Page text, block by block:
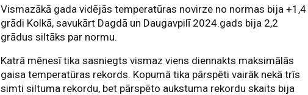
Vismazākā gada vidējās temperatūras novirze no normas bija +1,4
grādi Kolkā, savukārt Dagdā un Daugavpilī 2024.gads bija 2,2
grādus siltāks par normu.
Katrā mēnesī tika sasniegts vismaz viens diennakts maksimālās
gaisa temperatūras rekords. Kopumā tika pārspēti vairāk nekā trīs
simti siltuma rekordu, bet pārspēto aukstuma rekordu skaits bija